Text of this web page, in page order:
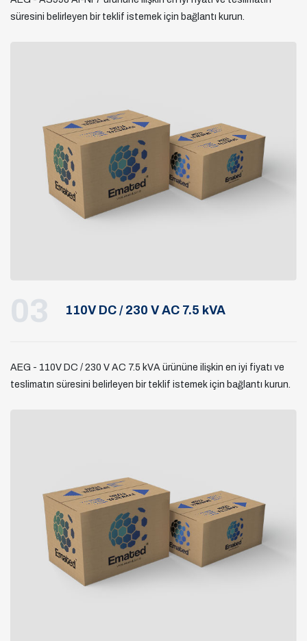
süresini belirleyen bir teklif istemek için bağlantı kurun.
03 110V DC / 230 V AC 7.5 kVA
AEG - 110V DC / 230 V AC 7.5 kVA ürününe ilişkin en iyi fiyatı ve
teslimatın süresini belirleyen bir teklif istemek için bağlantı kurun.